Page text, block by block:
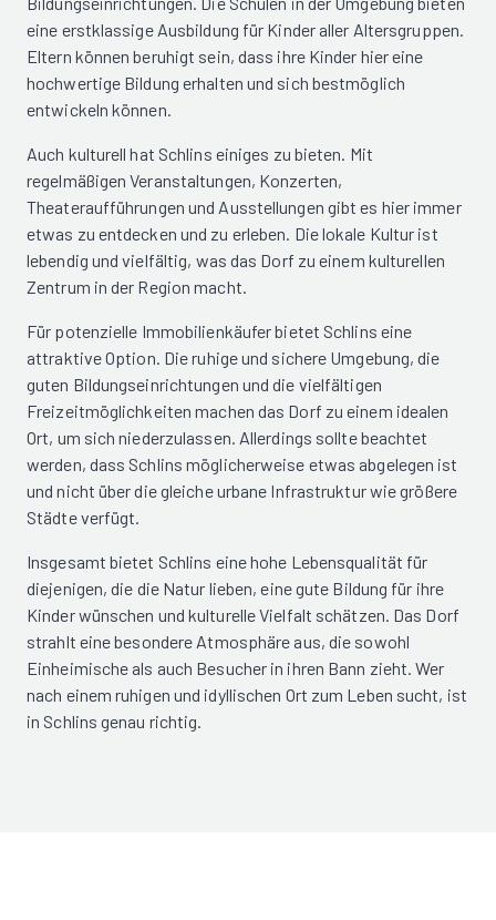
eine erstklassige Ausbildung für Kinder aller Altersgruppen.
Eltern können beruhigt sein, dass ihre Kinder hier eine
hochwertige Bildung erhalten und sich bestmöglich
entwickeln können.
Auch kulturell hat Schlins einiges zu bieten. Mit
regelmäßigen Veranstaltungen, Konzerten,
Theateraufführungen und Ausstellungen gibt es hier immer
etwas zu entdecken und zu erleben. Die lokale Kultur ist
lebendig und vielfältig, was das Dorf zu einem kulturellen
Zentrum in der Region macht.
Für potenzielle Immobilienkäufer bietet Schlins eine
attraktive Option. Die ruhige und sichere Umgebung, die
guten Bildungseinrichtungen und die vielfältigen
Freizeitmöglichkeiten machen das Dorf zu einem idealen
Ort, um sich niederzulassen. Allerdings sollte beachtet
werden, dass Schlins möglicherweise etwas abgelegen ist
und nicht über die gleiche urbane Infrastruktur wie größere
Städte verfügt.
Insgesamt bietet Schlins eine hohe Lebensqualität für
diejenigen, die die Natur lieben, eine gute Bildung für ihre
Kinder wünschen und kulturelle Vielfalt schätzen. Das Dorf
strahlt eine besondere Atmosphäre aus, die sowohl
Einheimische als auch Besucher in ihren Bann zieht. Wer
nach einem ruhigen und idyllischen Ort zum Leben sucht, ist
in Schlins genau richtig.